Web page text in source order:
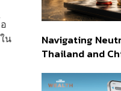
ใน
Navigating
Thailand and
Order